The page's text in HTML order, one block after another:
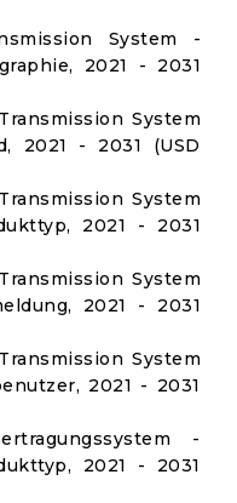
System -
2021 - 2031
System
2021 - 2031 (USD
System
2021 - 2031
System
2021 - 2031
System
2021 - 2031
-
2021 - 2031